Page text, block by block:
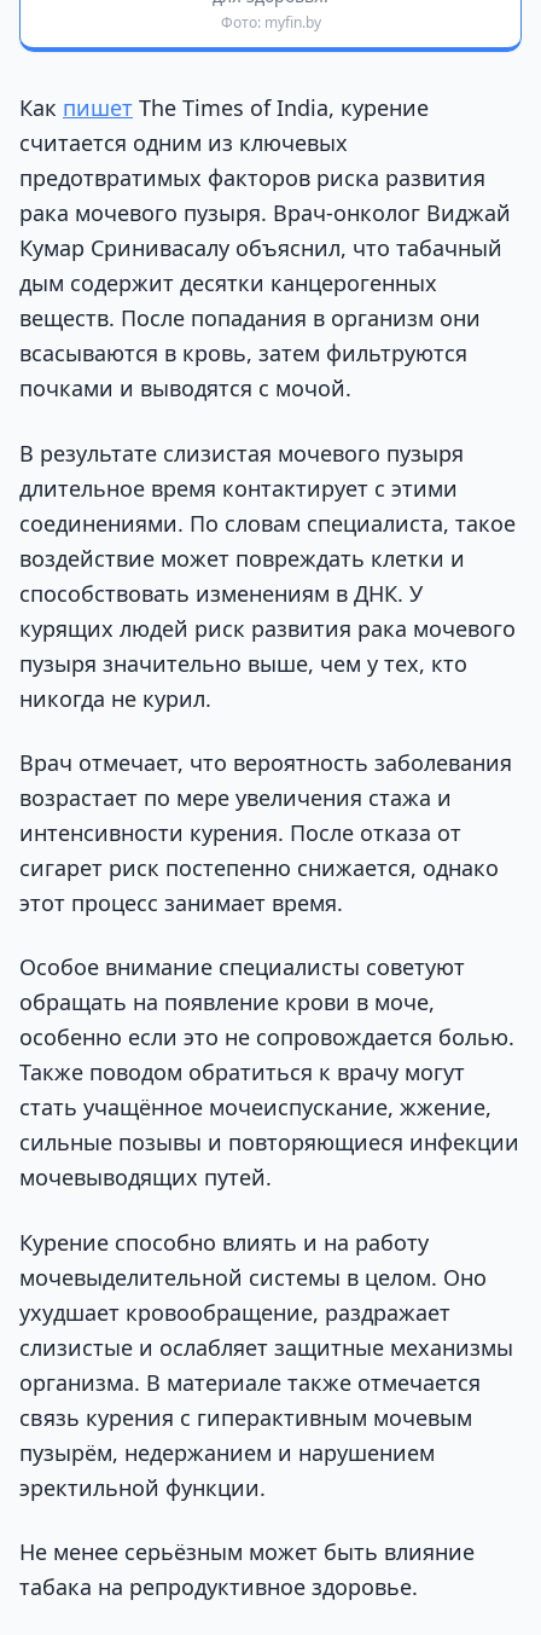
Фото: myfin.by
Как пишет The Times of India, курение
считается одним из ключевых
предотвратимых факторов риска развития
рака мочевого пузыря. Врач-онколог Виджай
Кумар Сринивасалу объяснил, что табачный
дым содержит десятки канцерогенных
веществ. После попадания в организм они
всасываются в кровь, затем фильтруются
почками и выводятся с мочой.
В результате слизистая мочевого пузыря
длительное время контактирует с этими
соединениями. По словам специалиста, такое
воздействие может повреждать клетки и
способствовать изменениям в ДНК. У
курящих людей риск развития рака мочевого
пузыря значительно выше, чем у тех, кто
никогда не курил.
Врач отмечает, что вероятность заболевания
возрастает по мере увеличения стажа и
интенсивности курения. После отказа от
сигарет риск постепенно снижается, однако
этот процесс занимает время.
Особое внимание специалисты советуют
обращать на появление крови в моче,
особенно если это не сопровождается болью.
Также поводом обратиться к врачу могут
стать учащённое мочеиспускание, жжение,
сильные позывы и повторяющиеся инфекции
мочевыводящих путей.
Курение способно влиять и на работу
мочевыделительной системы в целом. Оно
ухудшает кровообращение, раздражает
слизистые и ослабляет защитные механизмы
организма. В материале также отмечается
связь курения с гиперактивным мочевым
пузырём, недержанием и нарушением
эректильной функции.
Не менее серьёзным может быть влияние
табака на репродуктивное здоровье.